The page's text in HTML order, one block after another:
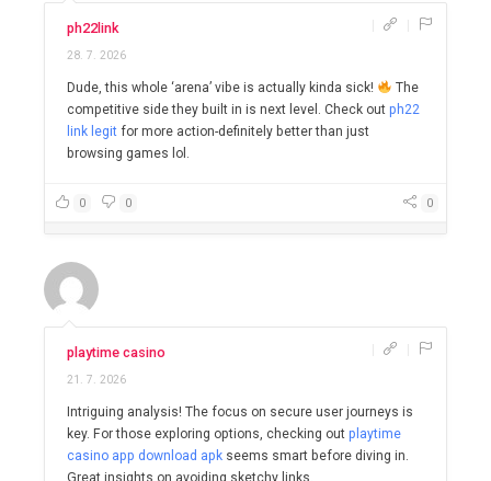
ph22link
28. 7. 2026
Dude, this whole ‘arena’ vibe is actually kinda sick!
The
competitive side they built in is next level. Check out ph22
link legit for more action-definitely better than just
browsing games lol.
0 0 0
playtime casino
21. 7. 2026
Intriguing analysis! The focus on secure user journeys is
key. For those exploring options, checking out playtime
casino app download apk seems smart before diving in.
Great insights on avoiding sketchy links.